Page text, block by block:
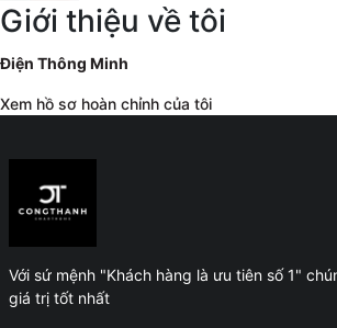
Giới thiệu về tôi
Điện Thông Minh
Xem hồ sơ hoàn chỉnh của tôi
Với sứ mệnh "Khách hàng là ưu tiên số 1"
giá trị tốt nhất